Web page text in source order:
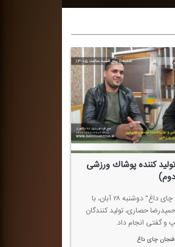
كننده پوشاك ورزشی
برنامه "یك فنجان چای داغ" دوشنبه ۲۸ آبان، با
حصاری، تولید كنندگان
و گفتی انجام داد.
چای داغ